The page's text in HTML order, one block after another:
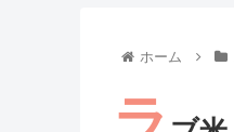
るろうに剣心 -
ホーム